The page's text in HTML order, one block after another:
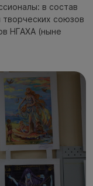
в состав
союзов
НГАХА (ныне